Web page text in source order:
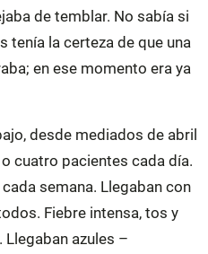
de temblar. No sabía si
tenía la certeza de que una
en ese momento era ya
desde mediados de abril
cuatro pacientes cada día.
semana. Llegaban con
Fiebre intensa, tos y
Llegaban azules –